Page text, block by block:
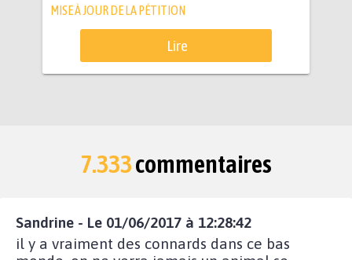
MISE À JOUR DE LA PÉTITION
Lire
7.333commentaires
Sandrine - Le 01/06/2017 à 12:28:42
il y a vraiment des connards dans ce bas